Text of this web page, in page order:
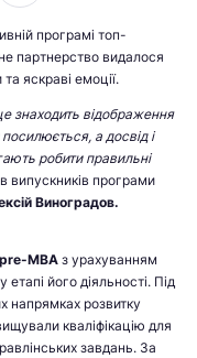
програмі топ-
партнерство видалося
яскраві емоції.
знаходить відображення
а досвід і
робити правильні
випускників програми
Виноградов.
pre-MBA з урахуванням
його діяльності. Під
напрямках розвитку
кваліфікацію для
завдань. За